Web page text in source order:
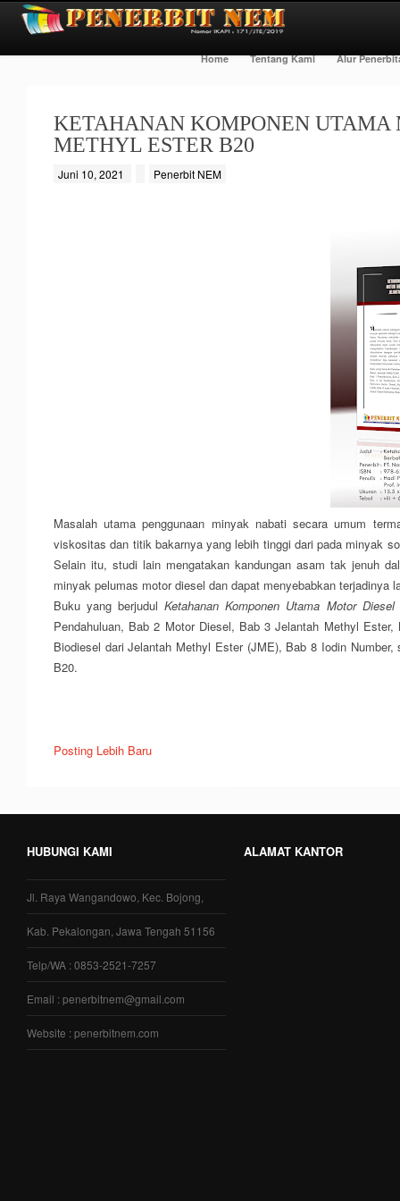
Home Tentang Kami Alur
KETAHANAN KOMPONEN
METHYL ESTER B20
Juni 10, 2021 Penerbit NEM
Masalah utama penggunaan minyak nabati secara umum
viskositas dan titik bakarnya yang lebih tinggi dari pada minyak
Selain itu, studi lain mengatakan kandungan asam tak jenuh
minyak pelumas motor diesel dan dapat menyebabkan
Buku yang berjudulKetahanan Komponen Utama Motor
Pendahuluan, Bab 2 Motor Diesel, Bab 3 Jelantah Methyl
Biodiesel dari Jelantah Methyl Ester (JME), Bab 8 Iodin
B20.
Posting Lebih Baru
HUBUNGI KAMI
Jl. Raya Wangandowo, Kec. Bojong,
Kab. Pekalongan, Jawa Tengah 51156
Telp/WA : 0853-2521-7257
Email : penerbitnem@gmail.com
Website : penerbitnem.com
ALAMAT KANTOR